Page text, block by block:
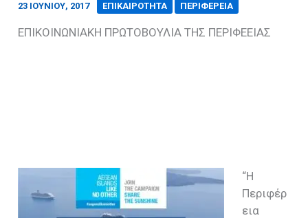
23 ΙΟΥΝΊΟΥ, 2017 ΕΠΙΚΑΙΡΟΤΗΤΑ ΠΕΡΙΦΕΡΕΙΑ
ΕΠΙΚΟΙΝΩΝΙΑΚΗ ΠΡΩΤΟΒΟΥΛΙΑ ΤΗΣ ΠΕΡΙΦΕΕΙΑΣ
“Η
Περιφέρ
εια